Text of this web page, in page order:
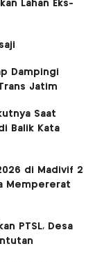
Lahan Eks-
Dampingi
Jatim
Saat
Balik Kata
di Madivif 2
Mempererat
PTSL, Desa